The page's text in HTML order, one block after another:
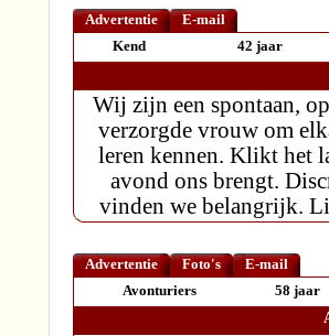
Advertentie
E-mail
Kend
42 jaar
Wij zijn een spontaan,
verzorgde vrouw om
leren kennen. Klikt het
avond ons brengt.
vinden we belangrijk.
Advertentie Foto's
E-mail
Avonturiers
58 jaar